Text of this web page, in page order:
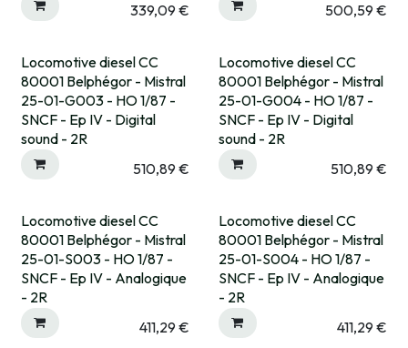
339,09 €
500,59 €
Locomotive diesel CC
80001 Belphégor - Mistral
25-01-G003 - HO 1/87 -
SNCF - Ep IV - Digital
sound - 2R
510,89 €
Locomotive diesel CC
80001 Belphégor - Mistral
25-01-G004 - HO 1/87 -
SNCF - Ep IV - Digital
sound - 2R
510,89 €
Locomotive diesel CC
80001 Belphégor - Mistral
25-01-S003 - HO 1/87 -
SNCF - Ep IV - Analogique
- 2R
411,29 €
Locomotive diesel CC
80001 Belphégor - Mistral
25-01-S004 - HO 1/87 -
SNCF - Ep IV - Analogique
- 2R
411,29 €